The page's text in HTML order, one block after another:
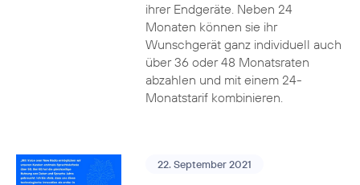
ihrer Endgeräte. Neben 24
Monaten können sie ihr
Wunschgerät ganz individuell auch
über 36 oder 48 Monatsraten
abzahlen und mit einem 24-
Monatstarif kombinieren.
22. September 2021